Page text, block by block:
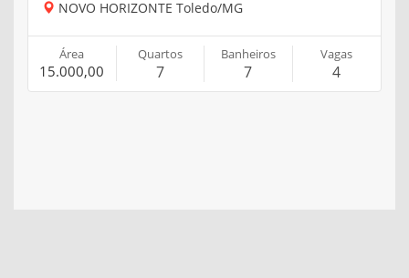
NOVO HORIZONTE Toledo/MG
Área
15.000,00
Quartos
7
Banheiros
7
Vagas
4